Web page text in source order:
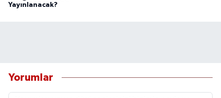
Yayınlanacak?
Yorumlar